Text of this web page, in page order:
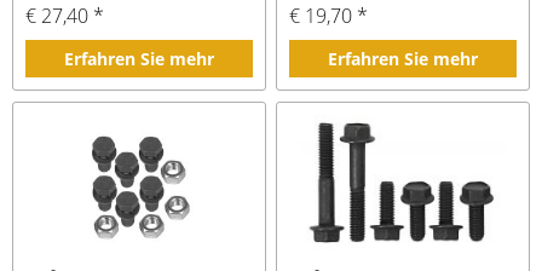
€ 27,40 *
Erfahren Sie mehr
€ 19,70 *
Erfahren Sie mehr